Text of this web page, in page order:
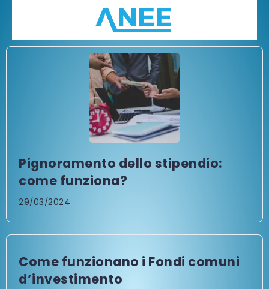
Pignoramento dello stipendio:
come funziona?
29/03/2024
Come funzionano i Fondi comuni
d’investimento